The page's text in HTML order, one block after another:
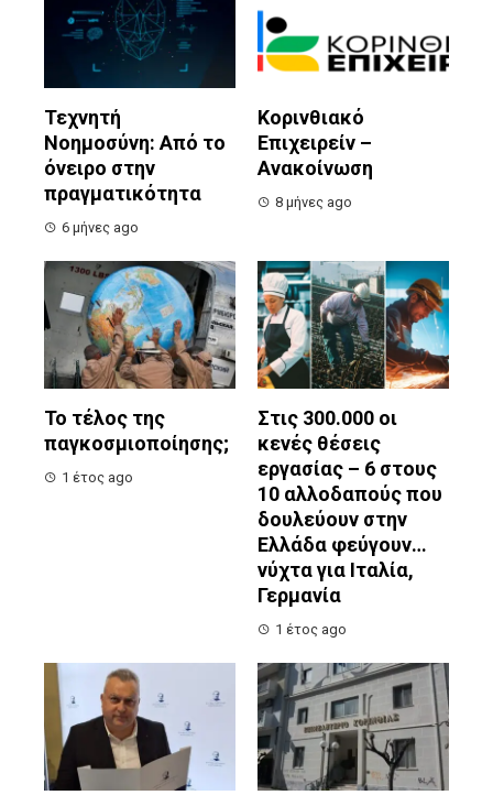
Τεχνητή
Νοημοσύνη: Από το
όνειρο στην
πραγματικότητα
6 μήνες ago
Κορινθιακό
Επιχειρείν –
Ανακοίνωση
8 μήνες ago
Το τέλος της
παγκοσμιοποίησης;
1 έτος ago
Στις 300.000 οι
κενές θέσεις
εργασίας – 6 στους
10 αλλοδαπούς που
δουλεύουν στην
Ελλάδα φεύγουν…
νύχτα για Ιταλία,
Γερμανία
1 έτος ago